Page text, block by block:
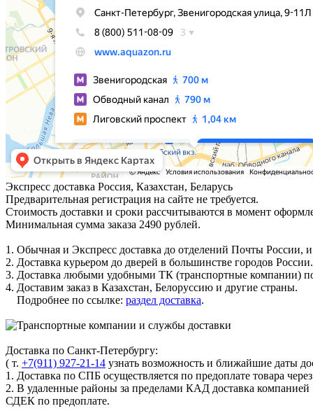
Экспресс доставка Россия, Казахстан, Беларусь
Предварительная регистрация на сайте не требуется.
Стоимость доставки и сроки рассчитываются в момент
Минимальная сумма заказа 2490 рублей.
1. Обычная и Экспресс доставка до отделений Почты России,
2. Доставка курьером до дверей в большинстве городов России.
3. Доставка любыми удобными ТК (транспортные компании)
4. Доставим заказ в Казахстан, Белоруссию и другие страны.
Подробнее по ссылке: раздел доставка.
Доставка по Санкт-Петербургу:
( т. +7(911) 927-21-14 узнать возможность и ближайшие даты
1. Доставка по СПБ осуществляется по предоплате товара
2. В удаленные районы за пределами КАД доставка компанией
СДЕК по предоплате.